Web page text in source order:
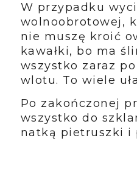
W przypadku
wolnoobrotowej,
nie muszę kroić
kawałki, bo ma
wszystko zaraz
wlotu. To wiele
Po zakończonej
wszystko do
natką pietruszki i